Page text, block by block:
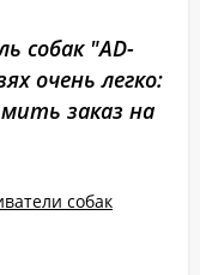
собак "AD-
очень легко:
заказ на
собак